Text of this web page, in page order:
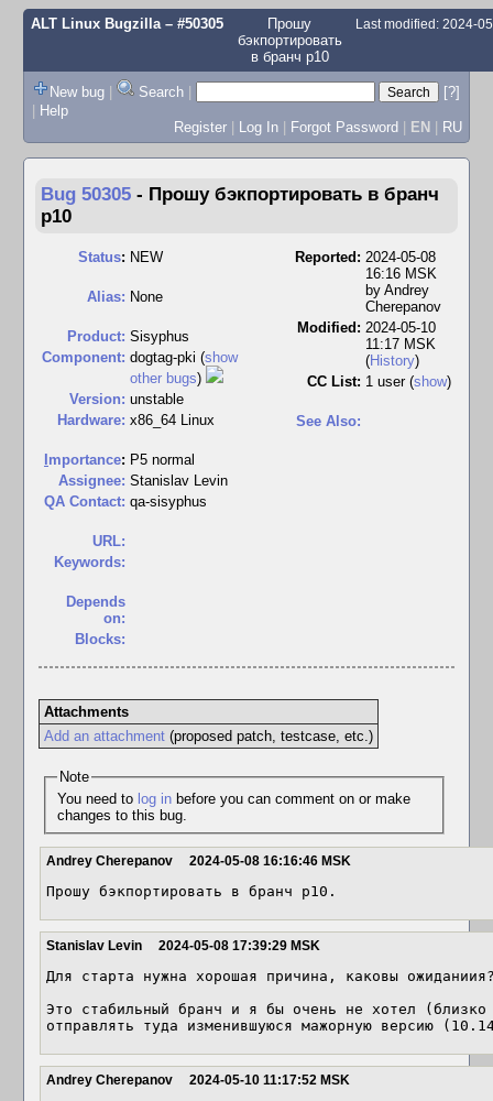
ALT Linux Bugzilla– #50305
Прошу
бэкпортировать
в бранч p10
Last modified: 2024-
New bug | Search |
[?]
| Help
Register | Log In | Forgot Password | EN | RU
Bug 50305 - Прошу бэкпортировать в бранч
p10
Status: NEW
Alias: None
Product: Sisyphus
Component: dogtag-pki (show
other bugs)
Version: unstable
Hardware: x86_64 Linux
mportance: P5 normal
Assignee: Stanislav Levin
QA Contact: qa-sisyphus
URL:
Keywords:
Depends
on:
Blocks:
Reported: 2024-05-08
16:16 MSK
by Andrey
Cherepanov
Modified: 2024-05-10
11:17 MSK
(History)
CC List: 1 user (show)
See Also:
Attachments
Add an attachment(proposed patch, testcase, etc.)
Note
You need to log inbefore you can comment on or make
changes to this bug.
Andrey Cherepanov 2024-05-08 16:16:46 MSK
Прошу бэкпортировать в бранч p10.
Stanislav Levin 2024-05-08 17:39:29 MSK
Для старта нужна хорошая причина, каковы
Это стабильный бранч и я бы очень не хотел (близко
отправлять туда изменившуюся мажорную версию
Andrey Cherepanov 2024-05-10 11:17:52 MSK